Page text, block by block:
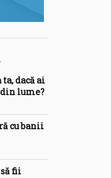
dacă ai
lume?
cu banii
fii